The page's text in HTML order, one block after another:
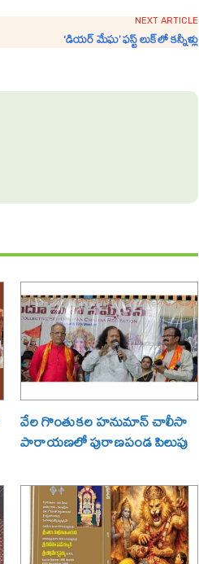
NEXT ARTICLE
‘డియర్ మేఘ’ ఫస్ట్ లుక్‌లో కన్నీళ్లు
వేల గొంతుకల హనుమాన్ చాలీసా
పారాయణలో పురాణపండ పిలుపు